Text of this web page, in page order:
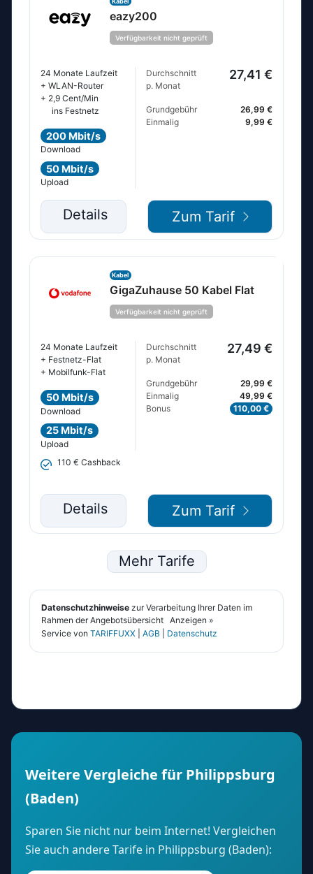
Weitere Vergleiche für Philippsburg
(Baden)
Sparen Sie nicht nur beim Internet! Vergleichen
Sie auch andere Tarife in Philippsburg (Baden):